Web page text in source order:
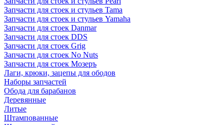
Запчасти для стоек и стульев Tama
Запчасти для стоек и стульев Yamaha
Запчасти для стоек Danmar
Запчасти для стоек DDS
Запчасти для стоек Grig
Запчасти для стоек No Nuts
Запчасти для стоек Мозеръ
Лаги, крюки, зацепы для ободов
Наборы запчастей
Обода для барабанов
Деревянные
Литые
Штампованные